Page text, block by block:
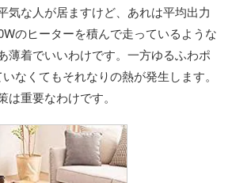
気な人が居ますけど、あれは平均出力
のヒーターを積んで走っているような
薄着でいいわけです。一方ゆるふわポ
なくてもそれなりの熱が発生します。
重要なわけです。